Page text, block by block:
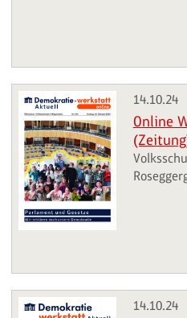
14.10.24
Online
14.10.24